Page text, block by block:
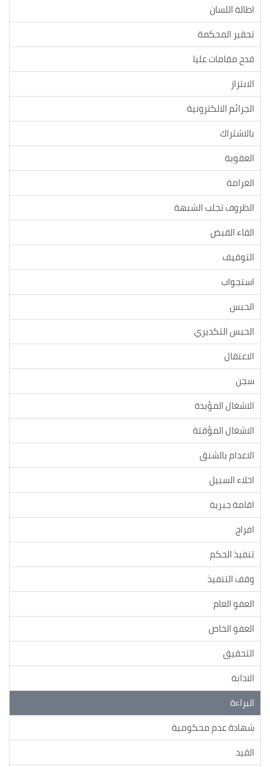
اطالة اللسان
تحقير المحكمة
قدح مقامات عليا
الابتزاز
الجرائم الالكترونية
بالاشتراك
العقوبة
الغرامة
الظروف تجلب الشبهة
القاء القبض
التوقيف
استجواب
الحبس
الحبس التكديري
الاعتقال
سجن
الاشغال المؤبدة
الاشغال المؤقتة
الاعدام بالشنق
اخلاء السبيل
اقامة جبرية
افراج
تنفيذ الحكم
وقف التنفيذ
العفو العام
العفو الخاص
التحقيق
الادانة
البراءة
شهادة عدم محكومية
القيد